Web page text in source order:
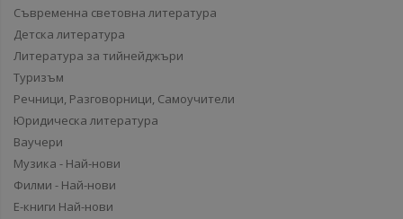
Съвременна световна литература
Детска литература
Литература за тийнейджъри
Туризъм
Речници, Разговорници, Самоучители
Юридическа литература
Ваучери
Музика - Най-нови
Филми - Най-нови
Е-книги Най-нови